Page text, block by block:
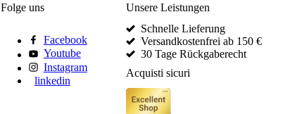
Folge uns
Facebook
Youtube
Instagram
linkedin
Unsere Leistungen
Schnelle Lieferung
Versandkostenfrei ab 150 €
30 Tage Rückgaberecht
Acquisti sicuri